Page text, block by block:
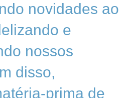
novidades ao
e
nossos
disso,
prima de